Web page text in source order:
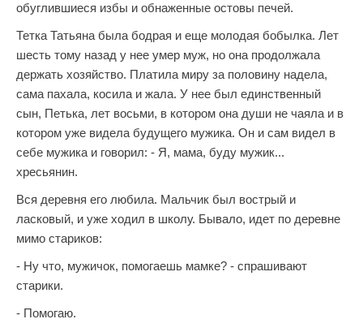
обуглившиеся избы и обнаженные остовы печей.
Тетка Татьяна была бодрая и еще молодая бобылка. Лет
шесть тому назад у нее умер муж, но она продолжала
держать хозяйство. Платила миру за половину надела,
сама пахала, косила и жала. У нее был единственный
сын, Петька, лет восьми, в котором она души не чаяла и в
котором уже видела будущего мужика. Он и сам видел в
себе мужика и говорил: - Я, мама, буду мужик...
хресьянин.
Вся деревня его любила. Мальчик был вострый и
ласковый, и уже ходил в школу. Бывало, идет по деревне
мимо стариков:
- Ну что, мужичок, помогаешь мамке? - спрашивают
старики.
- Помогаю.